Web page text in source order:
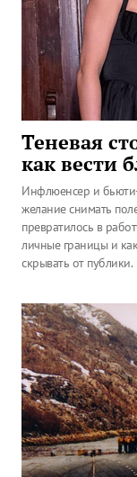
Теневая
как вести
Инфлюенсер и
желание снимать
превратилось в
личные границы и
скрывать от публики.